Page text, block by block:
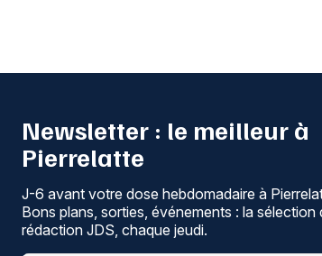
Newsletter : le meilleur à
Pierrelatte
J-6 avant votre dose hebdomadaire à
Bons plans, sorties, événements : la sélection
rédaction JDS, chaque jeudi.